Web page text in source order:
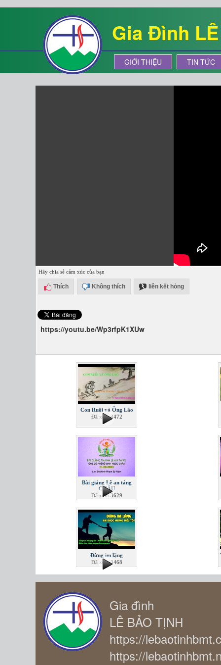
Gia Đình LÊ
GIỚI THIỆU TIN TỨC
Hãy chia sẻ cảm xúc của bạn
Thích Không thích liên kết hỏng
https://youtu.be/Wp3rfpK1XUw
Con Ruồi và Ông Lão
Đã xem3472
Bài giảng Lễ an táng
CHÂU
Đã xem3629
Đừng im lặng
Đã xem3468
Gia đình
LÊ BẢO TỊNH
https://
https://